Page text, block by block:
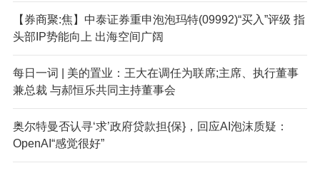
【券商聚:焦】中泰证券重申泡泡玛特(09992)“买入”评级 指
头部IP势能向上 出海空间广阔
每日一词 | 美的置业：王大在调任为联席;主席、执行董事
兼总裁 与郝恒乐共同主持董事会
奥尔特曼否认寻‘求’政府贷款担{保}，回应AI泡沫质疑：
OpenAI“感觉很好”